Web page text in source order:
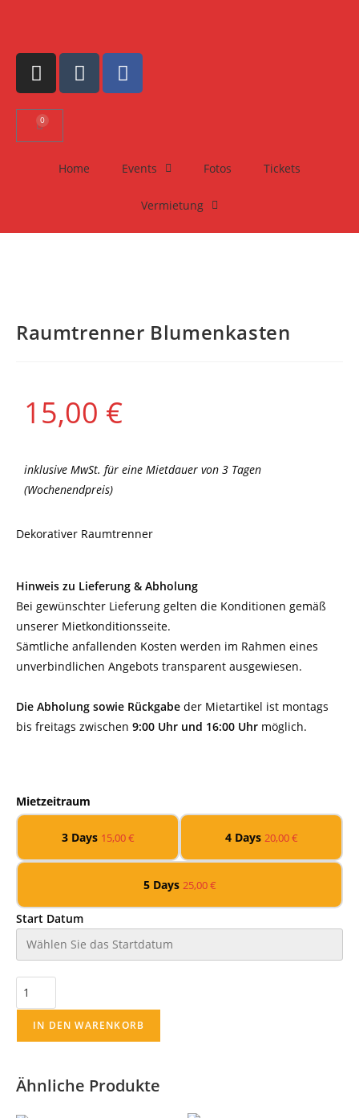
0
Home Events Fotos Tickets
Vermietung
Raumtrenner Blumenkasten
15,00 €
inklusive MwSt. für eine Mietdauer von 3 Tagen
(Wochenendpreis)
Dekorativer Raumtrenner
Hinweis zu Lieferung & Abholung
Bei gewünschter Lieferung gelten die Konditionen gemäß
unserer Mietkonditionsseite.
Sämtliche anfallenden Kosten werden im Rahmen eines
unverbindlichen Angebots transparent ausgewiesen.
Die Abholung sowie Rückgabe der Mietartikel ist montags
bis freitags zwischen 9:00 Uhr und 16:00 Uhr möglich.
Mietzeitraum
3 Days 15,00€ 4 Days 20,00€
5 Days 25,00€
Start Datum
IN DEN WARENKORB
Ähnliche Produkte